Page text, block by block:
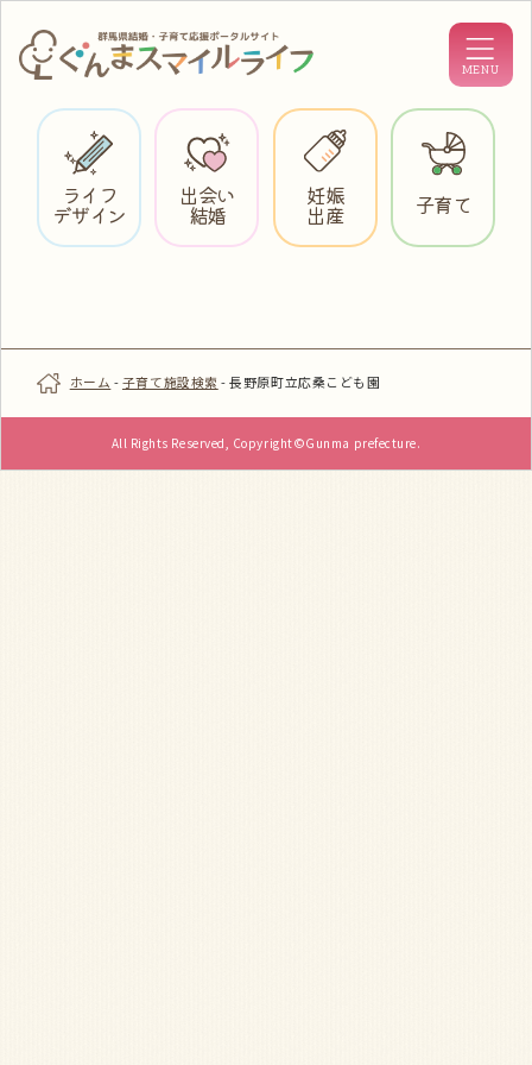
ライフ
デザイン
出会い
結婚
妊娠
出産 子育て
ホーム -子育て施設検索 -長野原町立応桑こども園
All Rights Reserved, Copyright©Gunma prefecture.